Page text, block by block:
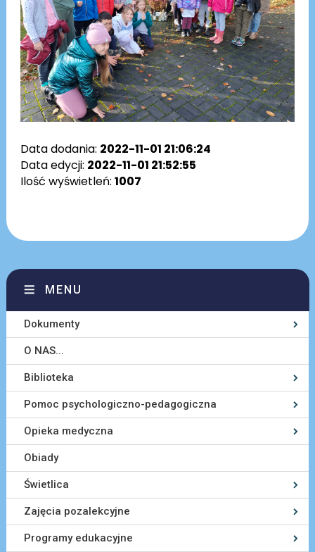
Data dodania: 2022-11-01 21:06:24
Data edycji: 2022-11-01 21:52:55
Ilość wyświetleń: 1007
MENU
Dokumenty
O NAS...
Biblioteka
Pomoc psychologiczno-pedagogiczna
Opieka medyczna
Obiady
Świetlica
Zajęcia pozalekcyjne
Programy edukacyjne